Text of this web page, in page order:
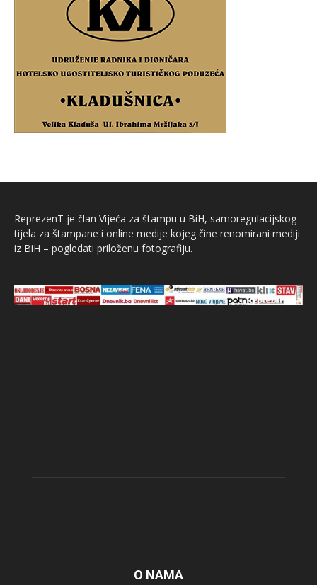
ReprezenT je član Vijeća za štampu u BiH, samoregulacijskog
tijela za štampane i online medije kojeg čine renomirani mediji
iz BiH – pogledati priloženu fotografiju.
O NAMA